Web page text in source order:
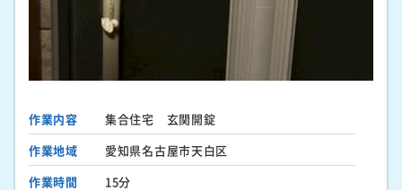
作業内容
集合住宅 玄関開錠
作業地域
愛知県名古屋市天白区
作業時間
15分